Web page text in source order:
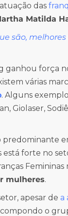
das
Matilda
são,
ganhou força
várias
. Alguns
Giolaser,
forte no
Femininas
mulheres.
apesar de a
o